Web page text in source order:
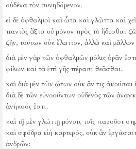
οὐδένα τὸν συνηδόμενον.
εἰ δὲ ὀφθαλμοὶ καὶ ὦτα καὶ γλῶττα καὶ
παντὸς ἄξια οὐ μόνον πρὸς τὸ ἥδεσθαι
ζῆν, τούτων οὐκ ἔλαττον, ἀλλὰ καὶ μᾶλλον
διὰ μὲν γὰρ τῶν ὀφθαλμῶν μόλις ὁρᾶν
φίλων καὶ τὰ ἐπὶ γῆς πέρασι θεᾶσθαι.
καὶ διὰ μὲν τῶν ὤτων οὐκ ἄν τις
διὰ δὲ τῶν εὐνοούντων οὐδενὸς τῶν
ἀνήκοός ἐστι.
καὶ τῇ μὲν γλώττῃ μόνοις τοῖς παροῦσι
καὶ σφόδρα εἰή καρτερός, οὐκ ἂν
ἀνδρῶν: